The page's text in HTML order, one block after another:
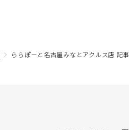
ららぽーと名古屋みなとアクルス店 記